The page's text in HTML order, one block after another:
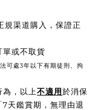
渠道購入，保證正
或不取貨
可處3年以下有期徒刑、拘
，以上不適用於消保
天鑑賞期，無理由退